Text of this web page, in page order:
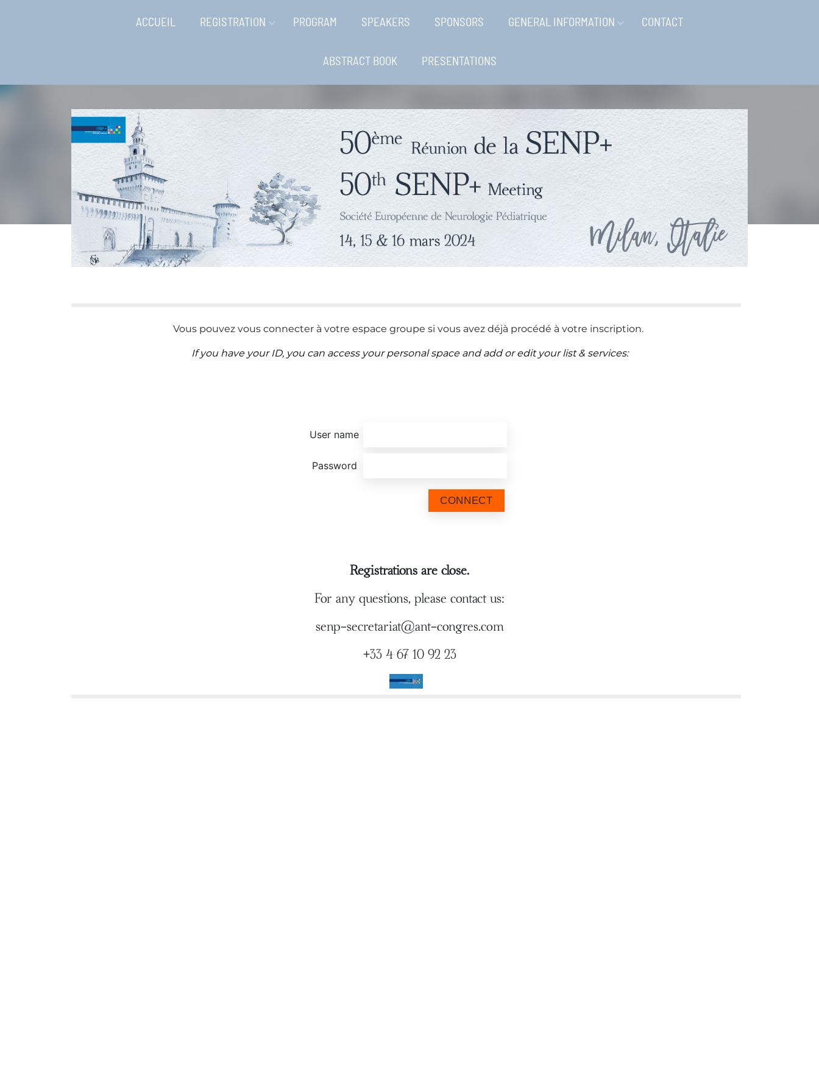
ACCUEIL REGISTRATION PROGRAM SPEAKERS SPONSORS GENERAL INFORMATION CONTACT
ABSTRACT BOOK PRESENTATIONS
Vous pouvez vous connecter à votre espace groupe si vous avez déjà procédé à votre inscription.
If you have your ID, you can access your personal space and add or edit your list & services:
User name
Password
CONNECT
Registrations are close.
For any questions, please contact us:
senp-secretariat@ant-congres.com
+33 4 67 10 92 23